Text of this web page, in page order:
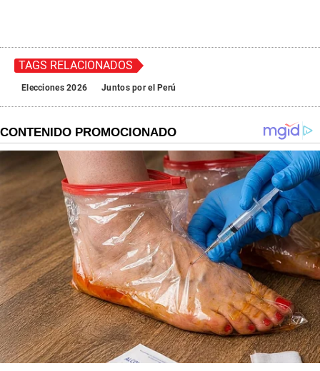
TAGS RELACIONADOS
Elecciones 2026 Juntos por el Perú